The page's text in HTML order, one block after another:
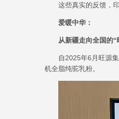
这些真实的反馈，
爱暖中华：
从新疆走向全国的“
自2025年6 月旺源
机全脂纯驼乳粉。